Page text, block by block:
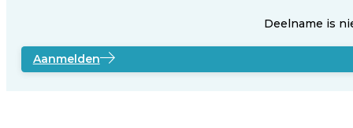
Deelname is
Aanmelden